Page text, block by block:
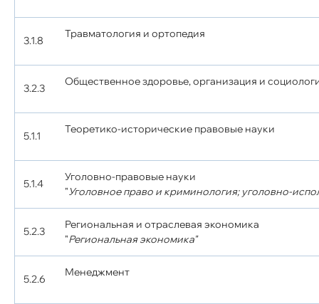
3.1.8
Травматология и ортопедия
3.2.3
Общественное здоровье, организация и
5.1.1
Теоретико-исторические правовые науки
5.1.4
Уголовно-правовые науки
"Уголовное право и криминология; уголовно-
5.2.3
Региональная и отраслевая экономика
"Региональная экономика"
5.2.6
Менеджмент